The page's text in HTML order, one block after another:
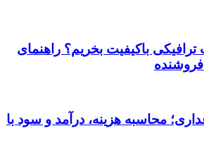
کسب‌وکارها بدون ثبت شرکت